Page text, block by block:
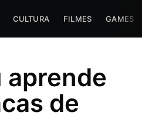
CULTURA FILMES GAMES
aprende
de